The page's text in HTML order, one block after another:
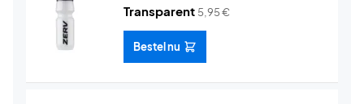
Transparent 5,95€
Bestel nu